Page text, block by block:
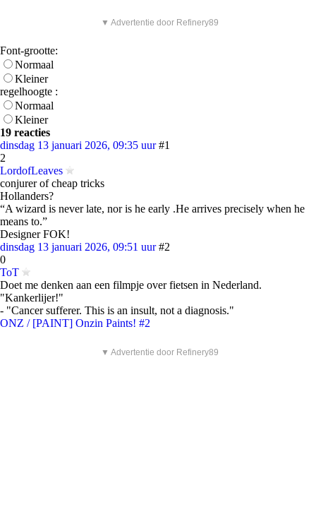
▼ Advertentie door Refinery89
Font-grootte:
Normaal
Kleiner
regelhoogte :
Normaal
Kleiner
19 reacties
dinsdag 13 januari 2026, 09:35 uur #1
2
LordofLeaves
conjurer of cheap tricks
Hollanders?
“A wizard is never late, nor is he early .He arrives precisely when he
means to.”
Designer FOK!
dinsdag 13 januari 2026, 09:51 uur #2
0
ToT
Doet me denken aan een filmpje over fietsen in Nederland.
"Kankerlijer!"
- "Cancer sufferer. This is an insult, not a diagnosis."
ONZ / [PAINT] Onzin Paints! #2
▼ Advertentie door Refinery89